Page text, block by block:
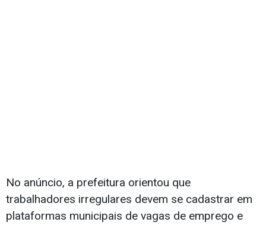
No anúncio, a prefeitura orientou que
trabalhadores irregulares devem se cadastrar em
plataformas municipais de vagas de emprego e